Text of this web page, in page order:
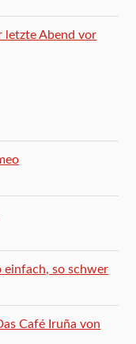
letzte Abend vor
einfach, so schwer
Café Iruña von